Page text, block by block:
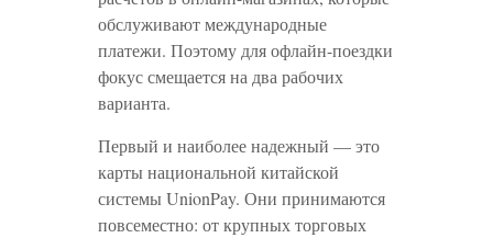
обслуживают международные
платежи. Поэтому для офлайн-поездки
фокус смещается на два рабочих
варианта.
Первый и наиболее надежный — это
карты национальной китайской
системы UnionPay. Они принимаются
повсеместно: от крупных торговых